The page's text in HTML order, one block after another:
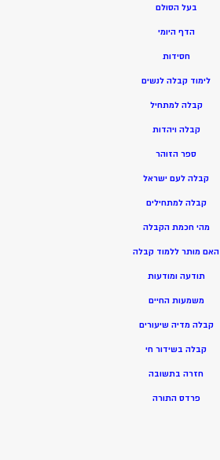
בעל הסולם
הדף היומי
חסידות
לימוד קבלה לנשים
קבלה למתחיל
קבלה ויהדות
ספר הזוהר
קבלה לעם ישראל
קבלה למתחילים
מהי חכמת הקבלה
האם מותר ללמוד קבלה
תודעה ומודעות
משמעות החיים
קבלה מדיה שיעורים
קבלה בשידור חי
חזרה בתשובה
פרדס התורה